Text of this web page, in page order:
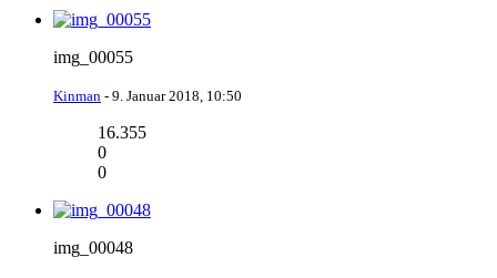
img_00055
Kinman - 9. Januar 2018, 10:50
16.355
0
0
img_00048